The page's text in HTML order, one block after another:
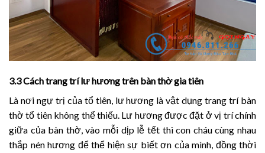
3.3 Cách trang trí lư hương trên bàn thờ gia tiên
Là nơi ngự trị của tổ tiên, lư hương là vật dụng trang trí bàn
thờ tổ tiên không thể thiếu. Lư hương được đặt ở vị trí chính
giữa của bàn thờ, vào mỗi dịp lễ tết thì con cháu cùng nhau
thắp nén hương để thể hiện sự biết ơn của mình, đồng thời